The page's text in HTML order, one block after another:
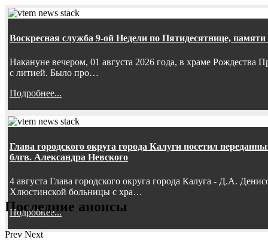
Воскресная служба 9-ой Недели по Пятидесятнице,
Накануне вечером, 01 августа 2026 года, в храме
с литией. Было про…
Подробнее...
Глава городского округа города Калуги посетил
блгв. Александра Невского
4 августа Глава городского округа города Калуга - Д.А.
Хлюстинской больницы с хра…
Подробнее...
Последние анонсы
Prev Next